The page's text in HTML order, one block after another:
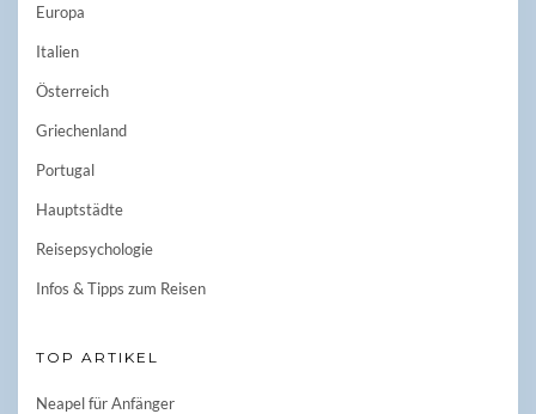
Europa
Italien
Österreich
Griechenland
Portugal
Hauptstädte
Reisepsychologie
Infos & Tipps zum Reisen
TOP ARTIKEL
Neapel für Anfänger